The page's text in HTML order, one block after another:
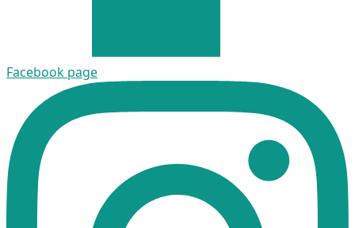
Facebook page